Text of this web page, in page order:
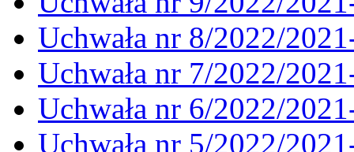
Uchwała nr 8/2022/
Uchwała nr 7/2022/
Uchwała nr 6/2022/
Uchwała nr 5/2022/